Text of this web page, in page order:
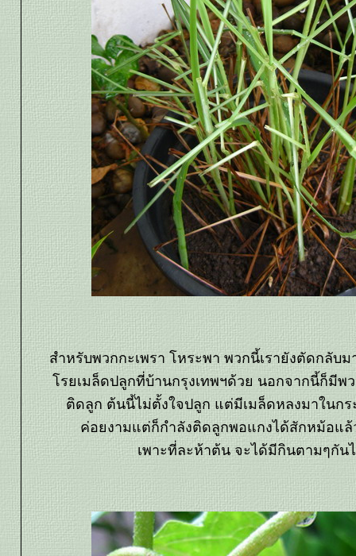
สำหรับพวกกะเพรา โหระพา พวกนี้เรายังตัดกลับ
รยเมล็ดปลูกที่บ้านกรุงเทพฯด้วย นอกจากนี้ก็มีพว
ติดลูก ต้นนี้ไม่ตั้งใจปลูก แต่มีเมล็ดหลงมาในกร
ค่อยงามแต่ก็กำลังติดลูกพอแกงได้สักหม้อแ
เพาะที่ละห้าต้น จะได้มีกินตามๆกันไ